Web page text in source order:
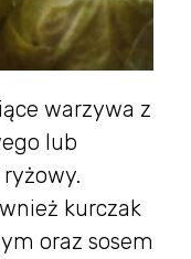
warzywa z
lub
kurczak
oraz sosem